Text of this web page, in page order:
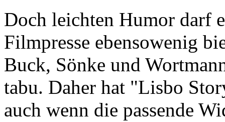
Doch leichten Humor darf
Filmpresse ebensowenig
Buck, Sönke und
tabu. Daher hat "Lisbo
auch wenn die passende